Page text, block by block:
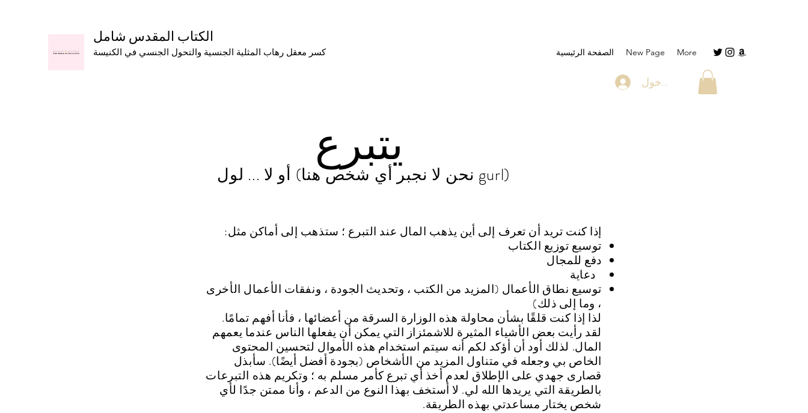
الكتاب المقدس شامل
كسر معقل رهاب المثلية الجنسية والتحول الجنسي في الكنيسة الصفحة الرئيسية New Page More
تسجيل الدخول
يتبرع أو لا ... لول (نحن لا نجبر أي شخص هنا gurl)
إذا كنت تريد أن تعرف إلى أين يذهب المال عند التبرع ؛ ستذهب إلى أماكن مثل:
توسيع توزيع الكتاب
دفع للمجال
دعاية
توسيع نطاق الأعمال (المزيد من الكتب ، وتحديث الجودة ، ونفقات الأعمال الأخرى
، وما إلى ذلك)
لذا إذا كنت قلقًا بشأن محاولة هذه الوزارة السرقة من أعضائها ، فأنا أفهم تمامًا.
لقد رأيت بعض الأشياء المثيرة للاشمئزاز التي يمكن أن يفعلها الناس عندما يعمهم
المال. لذلك أود أن أؤكد لكم أنه سيتم استخدام هذه الأموال لتحسين المحتوى
الخاص بي وجعله في متناول المزيد من الأشخاص (بجودة أفضل أيضًا). سأبذل
قصارى جهدي على الإطلاق لعدم أخذ أي تبرع كأمر مسلم به ؛ وتكريم هذه التبرعات
بالطريقة التي يريدها الله لي. لا أستخف بهذا النوع من الدعم ، وأنا ممتن جدًا لأي
شخص يختار مساعدتي بهذه الطريقة.